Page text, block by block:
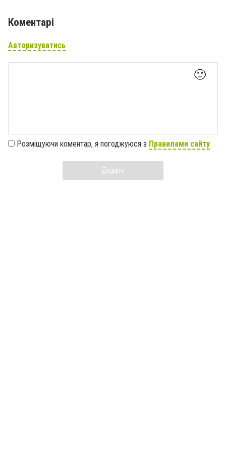
Коментарі
Авторизуватись
🙂
Розміщуючи коментар, я погоджуюся з Правилами сайту
Додати